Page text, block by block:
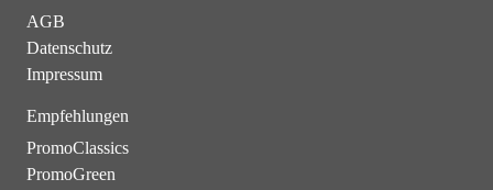
AGB
Datenschutz
Impressum
Empfehlungen
PromoClassics
PromoGreen